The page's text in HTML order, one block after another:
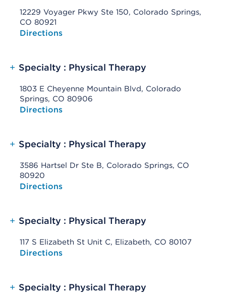
12229 Voyager Pkwy Ste 150, Colorado Springs,
CO 80921
Opens native map application on mobile devices
Directions
+ Specialty : Physical Therapy
1803 E Cheyenne Mountain Blvd, Colorado
Springs, CO 80906
Opens native map application on mobile devices
Directions
+ Specialty : Physical Therapy
3586 Hartsel Dr Ste B, Colorado Springs, CO
80920
Opens native map application on mobile devices
Directions
+ Specialty : Physical Therapy
117 S Elizabeth St Unit C, Elizabeth, CO 80107
Opens native map application on mobile devices
Directions
+ Specialty : Physical Therapy